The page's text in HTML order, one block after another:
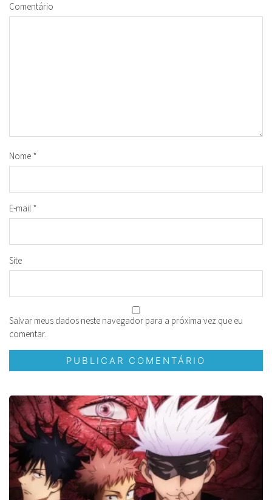
Comentário
Nome *
E-mail *
Site
Salvar meus dados neste navegador para a próxima vez que eu
comentar.